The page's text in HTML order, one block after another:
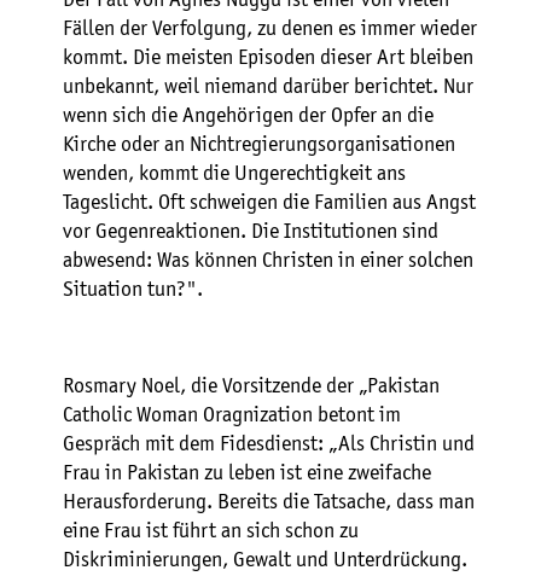
Fällen der Verfolgung, zu denen es immer wieder
kommt. Die meisten Episoden dieser Art bleiben
unbekannt, weil niemand darüber berichtet. Nur
wenn sich die Angehörigen der Opfer an die
Kirche oder an Nichtregierungsorganisationen
wenden, kommt die Ungerechtigkeit ans
Tageslicht. Oft schweigen die Familien aus Angst
vor Gegenreaktionen. Die Institutionen sind
abwesend: Was können Christen in einer solchen
Situation tun?".
Rosmary Noel, die Vorsitzende der „Pakistan
Catholic Woman Oragnization betont im
Gespräch mit dem Fidesdienst: „Als Christin und
Frau in Pakistan zu leben ist eine zweifache
Herausforderung. Bereits die Tatsache, dass man
eine Frau ist führt an sich schon zu
Diskriminierungen, Gewalt und Unterdrückung.